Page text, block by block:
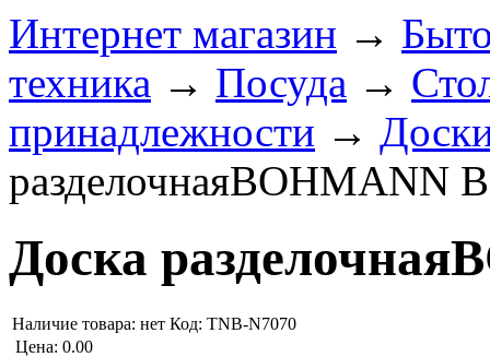
Интернет магазин →
техника → Посуда →
принадлежности →
разделочнаяBOHMANN
Доска
Наличие товара: нет Код: TNB-N7070
Цена: 0.00